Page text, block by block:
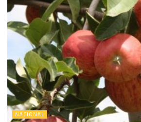
NACIONAL